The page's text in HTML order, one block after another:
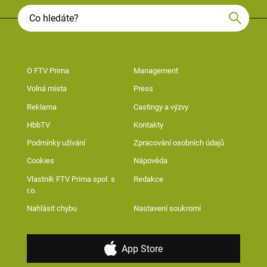
O FTV Prima Management
Volná místa Press
Reklama Castingy a výzvy
HbbTV Kontakty
Podmínky užívání Zpracování osobních údajů
Cookies Nápověda
Vlastník FTV Prima spol. s
r.o.
Redakce
Nahlásit chybu Nastavení soukromí
App Store